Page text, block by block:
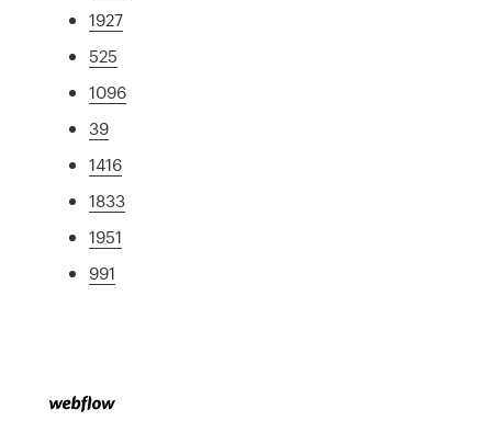
1927
525
1096
39
1416
1833
1951
991